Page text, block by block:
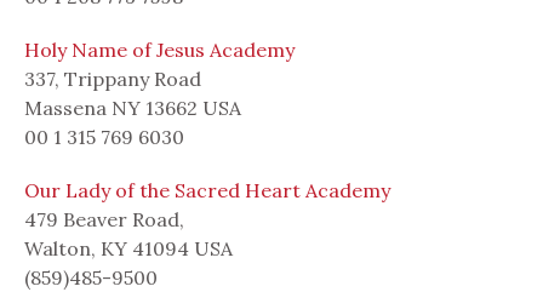
Holy Name of Jesus Academy
337, Trippany Road
Massena NY 13662 USA
00 1 315 769 6030
Our Lady of the Sacred Heart Academy
479 Beaver Road,
Walton, KY 41094 USA
(859)485-9500